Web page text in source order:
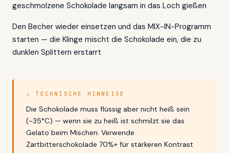
geschmolzene Schokolade langsam in das Loch gießen
Den Becher wieder einsetzen und das MIX-IN-Programm
starten — die Klinge mischt die Schokolade ein, die zu
dunklen Splittern erstarrt
⚠ TECHNISCHE HINWEISE
Die Schokolade muss flüssig aber nicht heiß sein
(~35°C) — wenn sie zu heiß ist schmilzt sie das
Gelato beim Mischen. Verwende
Zartbitterschokolade 70%+ für stärkeren Kontrast